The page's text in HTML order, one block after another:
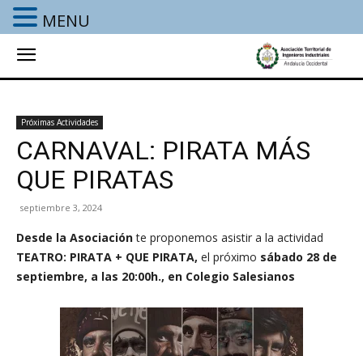
Próximas Actividades
CARNAVAL: PIRATA MÁS
QUE PIRATAS
septiembre 3, 2024
Desde la Asociaciónte proponemos asistir a la actividad
TEATRO: PIRATA + QUE PIRATA, el próximo sábado 28 de
septiembre, a las 20:00h., en Colegio Salesianos
MENU